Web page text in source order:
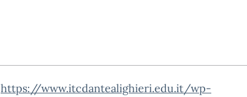
https://www.itcdantealighieri.edu.it/wp-